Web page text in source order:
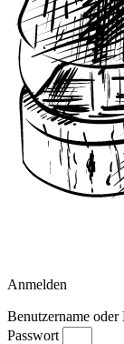
Anmelden
Benutzername
Passwort